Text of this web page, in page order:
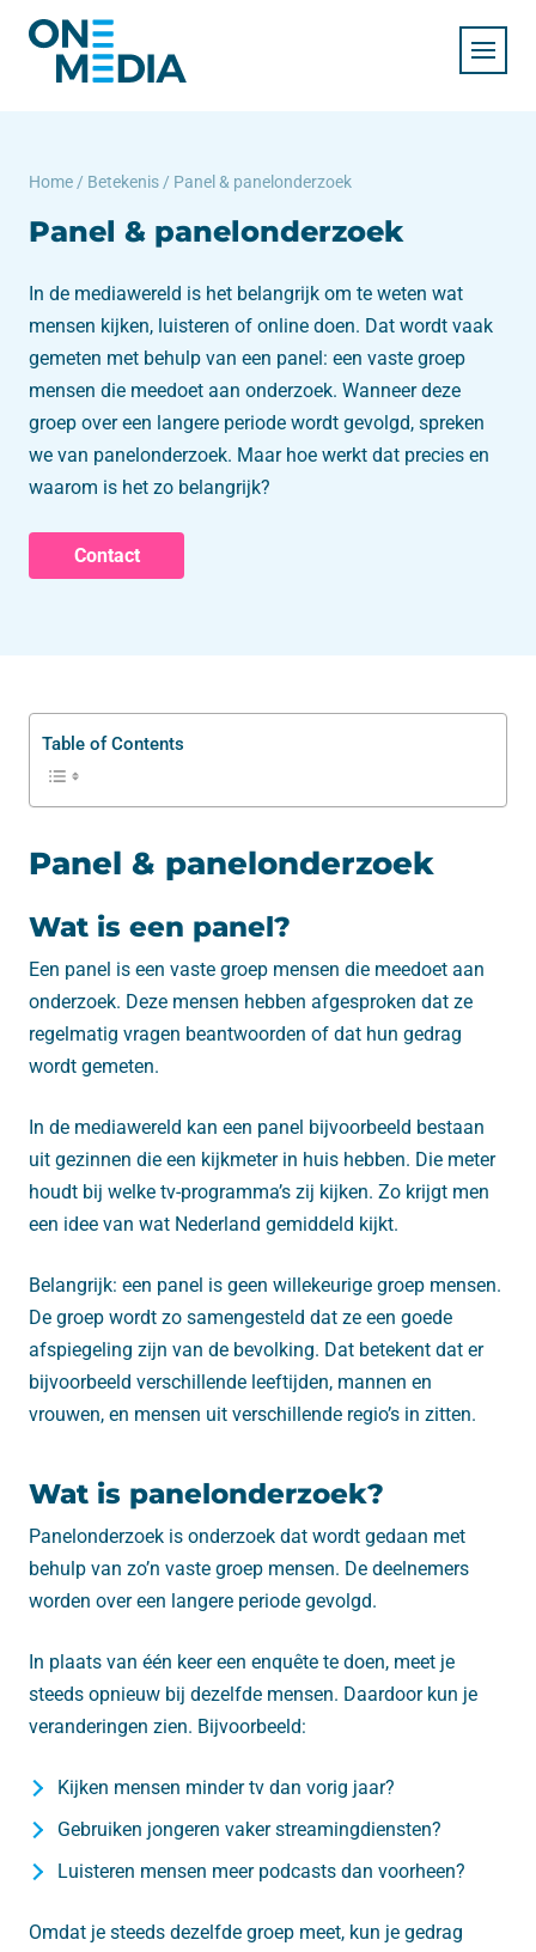
Home / Betekenis / Panel & panelonderzoek
Panel & panelonderzoek
In de mediawereld is het belangrijk om te weten wat
mensen kijken, luisteren of online doen. Dat wordt vaak
gemeten met behulp van een panel: een vaste groep
mensen die meedoet aan onderzoek. Wanneer deze
groep over een langere periode wordt gevolgd, spreken
we van panelonderzoek. Maar hoe werkt dat precies en
waarom is het zo belangrijk?
Contact
Table of Contents
Panel & panelonderzoek
Wat is een panel?
Een panel is een vaste groep mensen die meedoet aan
onderzoek. Deze mensen hebben afgesproken dat ze
regelmatig vragen beantwoorden of dat hun gedrag
wordt gemeten.
In de mediawereld kan een panel bijvoorbeeld bestaan
uit gezinnen die een kijkmeter in huis hebben. Die meter
houdt bij welke tv-programma’s zij kijken. Zo krijgt men
een idee van wat Nederland gemiddeld kijkt.
Belangrijk: een panel is geen willekeurige groep mensen.
De groep wordt zo samengesteld dat ze een goede
afspiegeling zijn van de bevolking. Dat betekent dat er
bijvoorbeeld verschillende leeftijden, mannen en
vrouwen, en mensen uit verschillende regio’s in zitten.
Wat is panelonderzoek?
Panelonderzoek is onderzoek dat wordt gedaan met
behulp van zo’n vaste groep mensen. De deelnemers
worden over een langere periode gevolgd.
In plaats van één keer een enquête te doen, meet je
steeds opnieuw bij dezelfde mensen. Daardoor kun je
veranderingen zien. Bijvoorbeeld:
Kijken mensen minder tv dan vorig jaar?
Gebruiken jongeren vaker streamingdiensten?
Luisteren mensen meer podcasts dan voorheen?
Omdat je steeds dezelfde groep meet, kun je gedrag